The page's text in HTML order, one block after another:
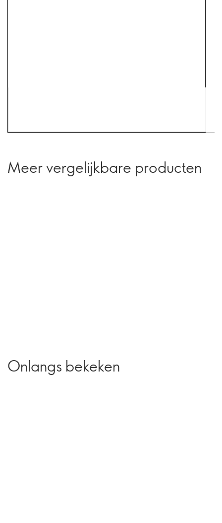
Meer vergelijkbare producten
Onlangs bekeken